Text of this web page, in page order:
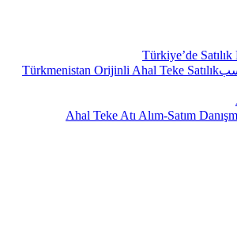
Türkiye’de
Türkmenistan Orijinli Ahal Teke Satılık
Ahal Teke Atı Alım-Satım